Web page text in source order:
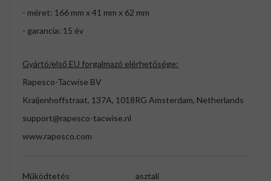
- méret: 166 mm x 41 mm x 62 mm
- garancia: 15 év
Gyártó/első EU forgalmazó elérhetősége:
Rapesco-Tacwise BV
Kraijenhoffstraat, 137A, 1018RG Amsterdam, Netherlands
support@rapesco-tacwise.nl
www.rapesco.com
Működtetés asztali